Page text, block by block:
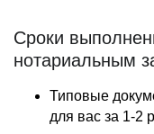
Сроки
нотариальным
Типовые
для вас за 1-2